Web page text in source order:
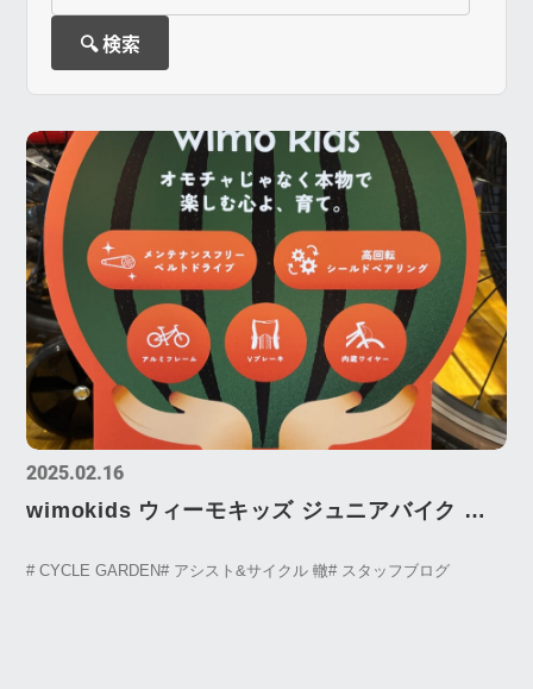
2025.02.16
wimokids ウィーモキッズ ジュニアバイク キ
# CYCLE GARDEN# アシスト&サイクル 轍# スタッフブログ